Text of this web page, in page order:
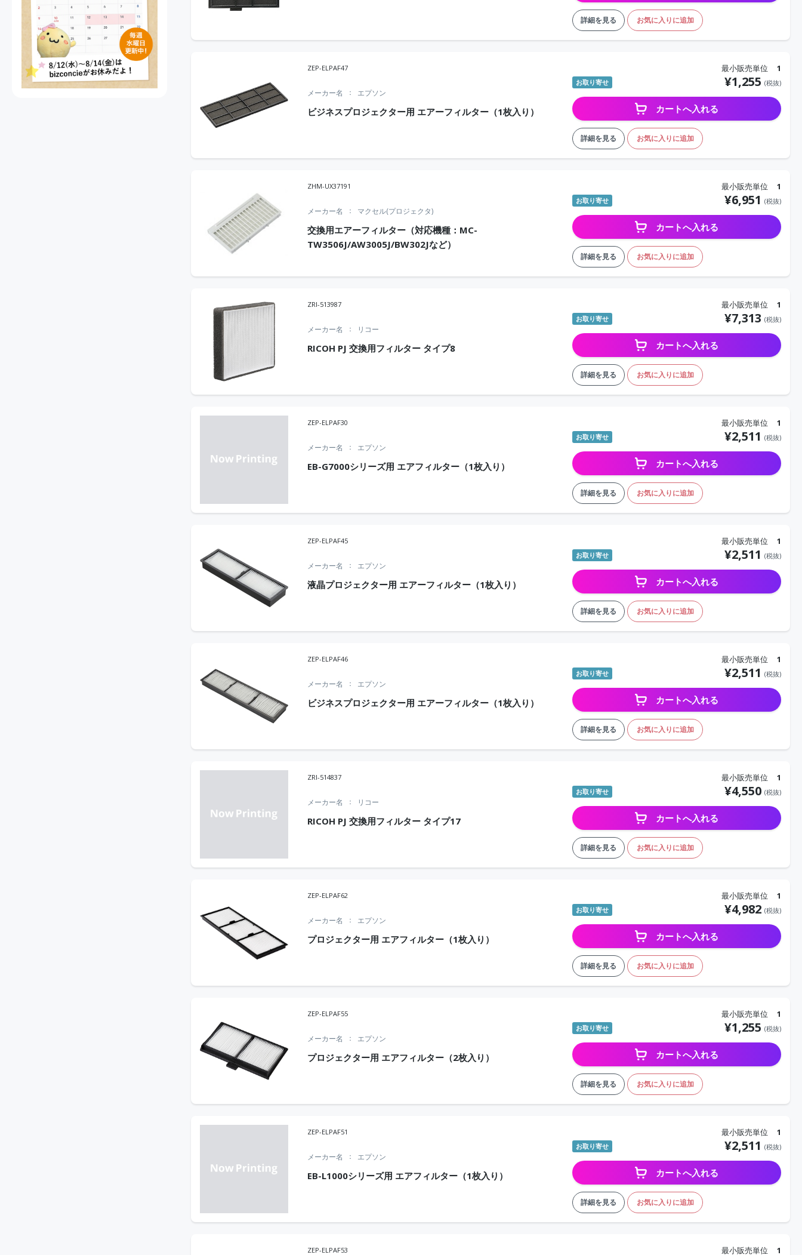
詳細を見る お気に入りに追加
ZEP-ELPAF47
ビジネスプロジェクター用 エアーフィルター（1枚入り）
メーカー名 エプソン
最小販売単位 1
お取り寄せ ¥1,255 (税抜)
カートへ入れる
詳細を見る お気に入りに追加
ZHM-UX37191
交換用エアーフィルター（対応機種：MC-
TW3506J/AW3005J/BW302Jなど）
メーカー名 マクセル(プロジェクタ)
最小販売単位 1
お取り寄せ ¥6,951 (税抜)
カートへ入れる
詳細を見る お気に入りに追加
ZRI-513987
RICOH PJ 交換用フィルター タイプ8
メーカー名 リコー
最小販売単位 1
お取り寄せ ¥7,313 (税抜)
カートへ入れる
詳細を見る お気に入りに追加
ZEP-ELPAF30
EB-G7000シリーズ用 エアフィルター（1枚入り）
メーカー名 エプソン
最小販売単位 1
お取り寄せ ¥2,511 (税抜)
カートへ入れる
詳細を見る お気に入りに追加
ZEP-ELPAF45
液晶プロジェクター用 エアーフィルター（1枚入り）
メーカー名 エプソン
最小販売単位 1
お取り寄せ ¥2,511 (税抜)
カートへ入れる
詳細を見る お気に入りに追加
ZEP-ELPAF46
ビジネスプロジェクター用 エアーフィルター（1枚入り）
メーカー名 エプソン
最小販売単位 1
お取り寄せ ¥2,511 (税抜)
カートへ入れる
詳細を見る お気に入りに追加
ZRI-514837
RICOH PJ 交換用フィルター タイプ17
メーカー名 リコー
最小販売単位 1
お取り寄せ ¥4,550 (税抜)
カートへ入れる
詳細を見る お気に入りに追加
ZEP-ELPAF62
プロジェクター用 エアフィルター（1枚入り）
メーカー名 エプソン
最小販売単位 1
お取り寄せ ¥4,982 (税抜)
カートへ入れる
詳細を見る お気に入りに追加
ZEP-ELPAF55
プロジェクター用 エアフィルター（2枚入り）
メーカー名 エプソン
最小販売単位 1
お取り寄せ ¥1,255 (税抜)
カートへ入れる
詳細を見る お気に入りに追加
ZEP-ELPAF51
EB-L1000シリーズ用 エアフィルター（1枚入り）
メーカー名 エプソン
最小販売単位 1
お取り寄せ ¥2,511 (税抜)
カートへ入れる
詳細を見る お気に入りに追加
ZEP-ELPAF53 最小販売単位 1